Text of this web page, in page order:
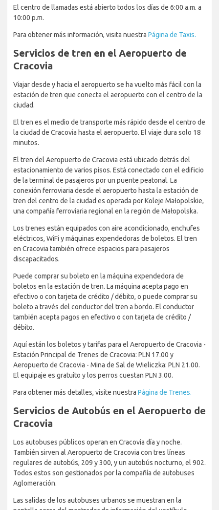
El centro de llamadas está abierto todos los días de 6:00 a.m. a
10:00 p.m.
Para obtener más información, visita nuestra Página de Taxis.
Servicios de tren en el Aeropuerto de
Cracovia
Viajar desde y hacia el aeropuerto se ha vuelto más fácil con la
estación de tren que conecta el aeropuerto con el centro de la
ciudad.
El tren es el medio de transporte más rápido desde el centro de
la ciudad de Cracovia hasta el aeropuerto. El viaje dura solo 18
minutos.
El tren del Aeropuerto de Cracovia está ubicado detrás del
estacionamiento de varios pisos. Está conectado con el edificio
de la terminal de pasajeros por un puente peatonal. La
conexión ferroviaria desde el aeropuerto hasta la estación de
tren del centro de la ciudad es operada por Koleje Małopolskie,
una compañía ferroviaria regional en la región de Małopolska.
Los trenes están equipados con aire acondicionado, enchufes
eléctricos, WiFi y máquinas expendedoras de boletos. El tren
en Cracovia también ofrece espacios para pasajeros
discapacitados.
Puede comprar su boleto en la máquina expendedora de
boletos en la estación de tren. La máquina acepta pago en
efectivo o con tarjeta de crédito / débito, o puede comprar su
boleto a través del conductor del tren a bordo. El conductor
también acepta pagos en efectivo o con tarjeta de crédito /
débito.
Aquí están los boletos y tarifas para el Aeropuerto de Cracovia -
Estación Principal de Trenes de Cracovia: PLN 17.00 y
Aeropuerto de Cracovia - Mina de Sal de Wieliczka: PLN 21.00.
El equipaje es gratuito y los perros cuestan PLN 3.00.
Para obtener más detalles, visite nuestra Página de Trenes.
Servicios de Autobús en el Aeropuerto de
Cracovia
Los autobuses públicos operan en Cracovia día y noche.
También sirven al Aeropuerto de Cracovia con tres líneas
regulares de autobús, 209 y 300, y un autobús nocturno, el 902.
Todos estos son gestionados por la compañía de autobuses
Aglomeración.
Las salidas de los autobuses urbanos se muestran en la